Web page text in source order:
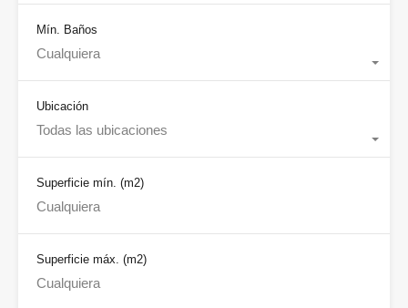
Mín. Baños
Cualquiera
Ubicación
Todas las ubicaciones
Superficie mín. (m2)
Superficie máx. (m2)